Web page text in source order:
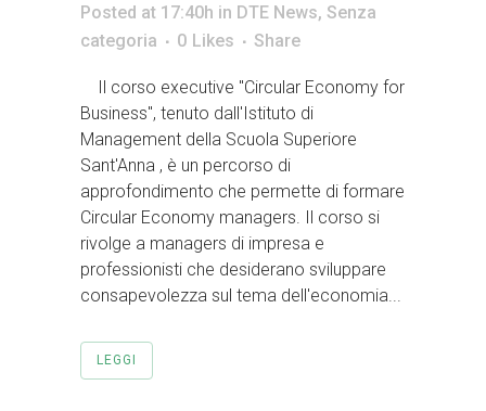
Posted at 17:40h in DTE News, Senza
categoria
0 Likes Share
Il corso executive "Circular Economy for
Business", tenuto dall'Istituto di
Management della Scuola Superiore
Sant'Anna , è un percorso di
approfondimento che permette di formare
Circular Economy managers. Il corso si
rivolge a managers di impresa e
professionisti che desiderano sviluppare
consapevolezza sul tema dell'economia...
LEGGI